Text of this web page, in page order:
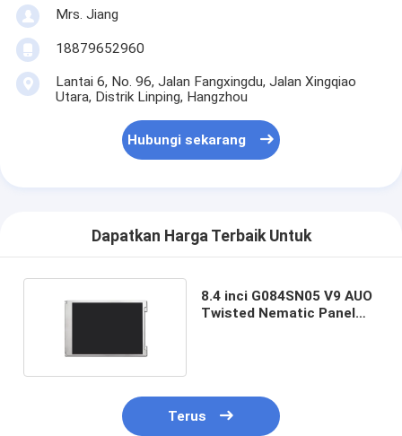
Mrs. Jiang
18879652960
Lantai 6, No. 96, Jalan Fangxingdu, Jalan Xingqiao
Utara, Distrik Linping, Hangzhou
Hubungi sekarang
Dapatkan Harga Terbaik Untuk
8.4 inci G084SN05 V9 AUO
Twisted Nematic Panel
Terus